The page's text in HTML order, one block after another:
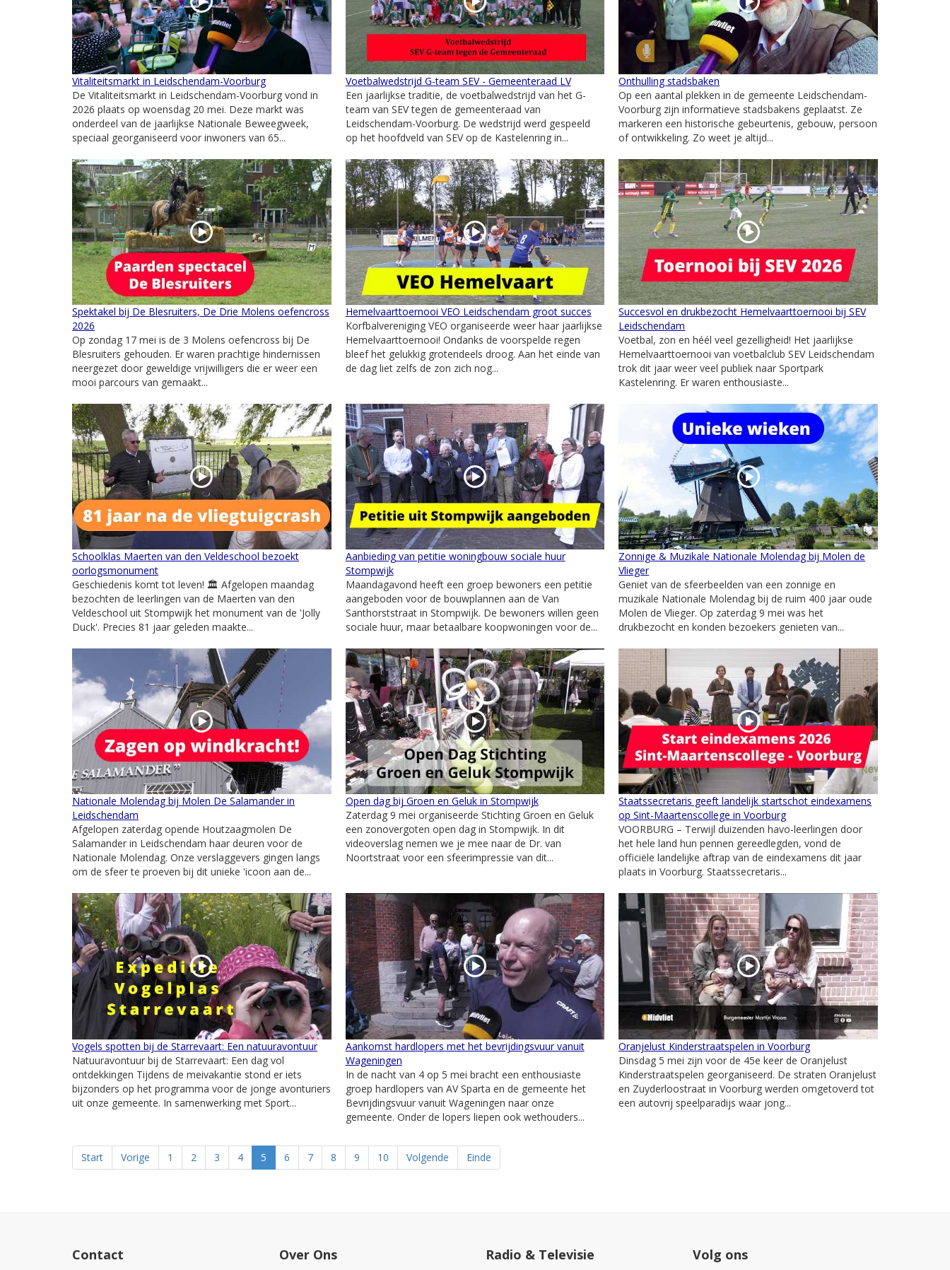
Vitaliteitsmarkt in Leidschendam-Voorburg
De Vitaliteitsmarkt in Leidschendam-Voorburg vond in
2026 plaats op woensdag 20 mei. Deze markt was
onderdeel van de jaarlijkse Nationale Beweegweek,
speciaal georganiseerd voor inwoners van 65...
Voetbalwedstrijd G-team SEV - Gemeenteraad LV
Een jaarlijkse traditie, de voetbalwedstrijd van het G-
team van SEV tegen de gemeenteraad van
Leidschendam-Voorburg. De wedstrijd werd gespeeld
op het hoofdveld van SEV op de Kastelenring in...
Onthulling stadsbaken
Op een aantal plekken in de gemeente Leidschendam-
Voorburg zijn informatieve stadsbakens geplaatst. Ze
markeren een historische gebeurtenis, gebouw, persoon
of ontwikkeling. Zo weet je altijd...
Spektakel bij De Blesruiters, De Drie Molens oefencross
2026
Op zondag 17 mei is de 3 Molens oefencross bij De
Blesruiters gehouden. Er waren prachtige hindernissen
neergezet door geweldige vrijwilligers die er weer een
mooi parcours van gemaakt...
Hemelvaarttoernooi VEO Leidschendam groot succes
Korfbalvereniging VEO organiseerde weer haar jaarlijkse
Hemelvaarttoernooi! Ondanks de voorspelde regen
bleef het gelukkig grotendeels droog. Aan het einde van
de dag liet zelfs de zon zich nog...
Succesvol en drukbezocht Hemelvaarttoernooi bij SEV
Leidschendam
Voetbal, zon en héél veel gezelligheid! Het jaarlijkse
Hemelvaarttoernooi van voetbalclub SEV Leidschendam
trok dit jaar weer veel publiek naar Sportpark
Kastelenring. Er waren enthousiaste...
Schoolklas Maerten van den Veldeschool bezoekt
oorlogsmonument
Geschiedenis komt tot leven! 🏛️ Afgelopen maandag
bezochten de leerlingen van de Maerten van den
Veldeschool uit Stompwijk het monument van de 'Jolly
Duck'. Precies 81 jaar geleden maakte...
Aanbieding van petitie woningbouw sociale huur
Stompwijk
Maandagavond heeft een groep bewoners een petitie
aangeboden voor de bouwplannen aan de Van
Santhorststraat in Stompwijk. De bewoners willen geen
sociale huur, maar betaalbare koopwoningen voor de...
Zonnige & Muzikale Nationale Molendag bij Molen de
Vlieger
Geniet van de sfeerbeelden van een zonnige en
muzikale Nationale Molendag bij de ruim 400 jaar oude
Molen de Vlieger. Op zaterdag 9 mei was het
drukbezocht en konden bezoekers genieten van...
Nationale Molendag bij Molen De Salamander in
Leidschendam
Afgelopen zaterdag opende Houtzaagmolen De
Salamander in Leidschendam haar deuren voor de
Nationale Molendag. Onze verslaggevers gingen langs
om de sfeer te proeven bij dit unieke 'icoon aan de...
Open dag bij Groen en Geluk in Stompwijk
Zaterdag 9 mei organiseerde Stichting Groen en Geluk
een zonovergoten open dag in Stompwijk. In dit
videoverslag nemen we je mee naar de Dr. van
Noortstraat voor een sfeerimpressie van dit...
Staatssecretaris geeft landelijk startschot eindexamens
op Sint-Maartenscollege in Voorburg
VOORBURG – Terwijl duizenden havo-leerlingen door
het hele land hun pennen gereedlegden, vond de
officiële landelijke aftrap van de eindexamens dit jaar
plaats in Voorburg. Staatssecretaris...
Vogels spotten bij de Starrevaart: Een natuuravontuur
Natuuravontuur bij de Starrevaart: Een dag vol
ontdekkingen Tijdens de meivakantie stond er iets
bijzonders op het programma voor de jonge avonturiers
uit onze gemeente. In samenwerking met Sport...
Aankomst hardlopers met het bevrijdingsvuur vanuit
Wageningen
In de nacht van 4 op 5 mei bracht een enthousiaste
groep hardlopers van AV Sparta en de gemeente het
Bevrijdingsvuur vanuit Wageningen naar onze
gemeente. Onder de lopers liepen ook wethouders...
Oranjelust Kinderstraatspelen in Voorburg
Dinsdag 5 mei zijn voor de 45e keer de Oranjelust
Kinderstraatspelen georganiseerd. De straten Oranjelust
en Zuyderloostraat in Voorburg werden omgetoverd tot
een autovrij speelparadijs waar jong...
Start Vorige 1 2 3 4 5 6 7 8 9 10 Volgende Einde
Contact Over Ons Radio & Televisie Volg ons